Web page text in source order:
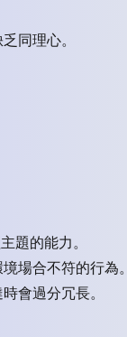
同理心。
題的能力。
場合不符的行為。
會過分冗長。